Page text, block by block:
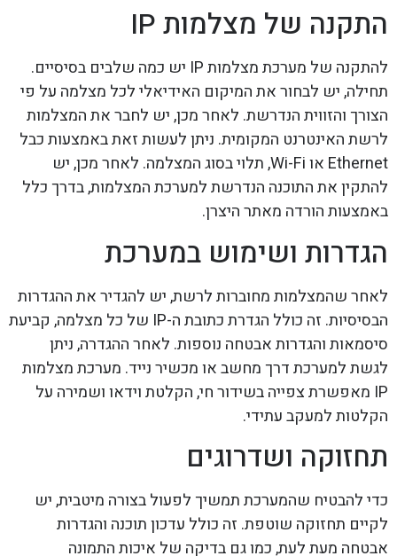
התקנה של מצלמות IP
להתקנה של מערכת מצלמות IP יש כמה שלבים בסיסיים.
תחילה, יש לבחור את המיקום האידיאלי לכל מצלמה על פי
הצורך והזווית הנדרשת. לאחר מכן, יש לחבר את המצלמות
לרשת האינטרנט המקומית. ניתן לעשות זאת באמצעות כבל
Ethernet או Wi-Fi, תלוי בסוג המצלמה. לאחר מכן, יש
להתקין את התוכנה הנדרשת למערכת המצלמות, בדרך כלל
באמצעות הורדה מאתר היצרן.
הגדרות ושימוש במערכת
לאחר שהמצלמות מחוברות לרשת, יש להגדיר את ההגדרות
הבסיסיות. זה כולל הגדרת כתובת ה-IP של כל מצלמה, קביעת
סיסמאות והגדרות אבטחה נוספות. לאחר ההגדרה, ניתן
לגשת למערכת דרך מחשב או מכשיר נייד. מערכת מצלמות
IP מאפשרת צפייה בשידור חי, הקלטת וידאו ושמירה על
הקלטות למעקב עתידי.
תחזוקה ושדרוגים
כדי להבטיח שהמערכת תמשיך לפעול בצורה מיטבית, יש
לקיים תחזוקה שוטפת. זה כולל עדכון תוכנה והגדרות
אבטחה מעת לעת, כמו גם בדיקה של איכות התמונה